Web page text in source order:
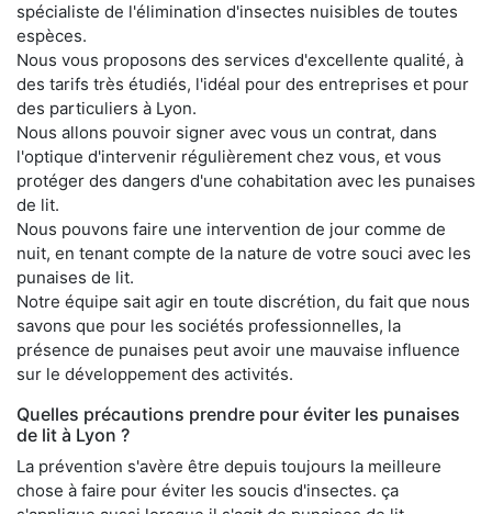
spécialiste de l'élimination d'insectes nuisibles de toutes
espèces.
Nous vous proposons des services d'excellente qualité, à
des tarifs très étudiés, l'idéal pour des entreprises et pour
des particuliers à Lyon.
Nous allons pouvoir signer avec vous un contrat, dans
l'optique d'intervenir régulièrement chez vous, et vous
protéger des dangers d'une cohabitation avec les punaises
de lit.
Nous pouvons faire une intervention de jour comme de
nuit, en tenant compte de la nature de votre souci avec les
punaises de lit.
Notre équipe sait agir en toute discrétion, du fait que nous
savons que pour les sociétés professionnelles, la
présence de punaises peut avoir une mauvaise influence
sur le développement des activités.
Quelles précautions prendre pour éviter les punaises
de lit à Lyon ?
La prévention s'avère être depuis toujours la meilleure
chose à faire pour éviter les soucis d'insectes. ça